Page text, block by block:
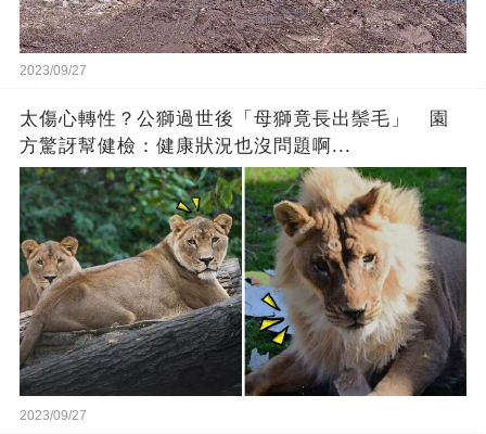
2023/09/27
太傷心轉性？公獅過世後「母獅竟長出鬃毛」 園
方驚訝幫健檢：健康狀況也沒問題啊...
2023/09/27